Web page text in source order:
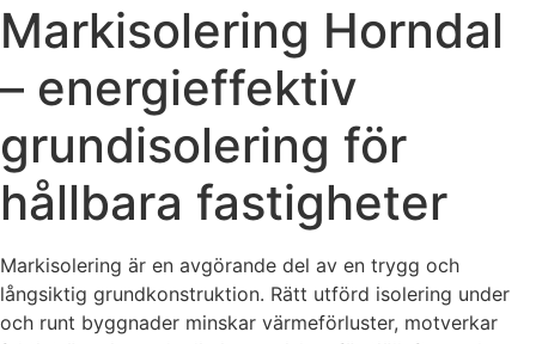
Markisolering Horndal
– energieffektiv
grundisolering för
hållbara fastigheter
Markisolering är en avgörande del av en trygg och
långsiktig grundkonstruktion. Rätt utförd isolering under
och runt byggnader minskar värmeförluster, motverkar